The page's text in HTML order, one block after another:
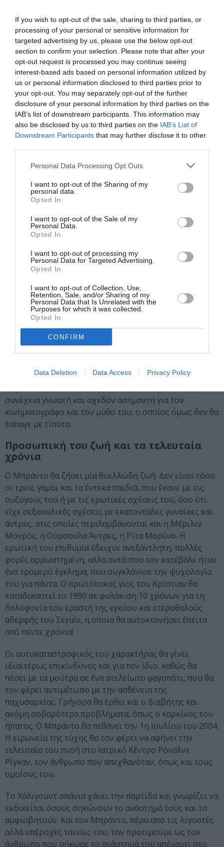
If you wish to opt-out of the sale, sharing to third parties, or
processing of your personal or sensitive information for
targeted advertising by us, please use the below opt-out
section to confirm your selection. Please note that after your
opt-out request is processed you may continue seeing
interest-based ads based on personal information utilized by
us or personal information disclosed to third parties prior to
your opt-out. You may separately opt-out of the further
disclosure of your personal information by third parties on the
IAB’s list of downstream participants. This information may
also be disclosed by us to third parties on the IAB’s List of
Downstream Participants that may further disclose it to other
Personal Data Processing Opt Outs
I want to opt-out of the Sharing of my
personal data.
Opted In
I want to opt-out of the Sale of my
Personal Data.
Opted In
I want to opt-out of processing my
Personal Data for Targeted Advertising.
Opted In
I want to opt-out of Collection, Use,
Retention, Sale, and/or Sharing of my
Personal Data that Is Unrelated with the
Purposes for which it was collected.
Opted In
CONFIRM
Data Deletion Data Access Privacy Policy
Νονός
Απέναντι στο κατεστημένο
Ο Μπράντο, παρότι η Paramount τον είχε απορρίψει
για τον ρόλο, τον οποίο πήρε τελικά μετά από την
επιμονή του Κόπολα, θα κερδίσει το δεύτερο Όσκαρ
του, αλλά θα αρνηθεί να παραλάβει το χρυσό
αγαλματίδιο και θα στείλει στην απονομή ως
αντιπρόσωπό του μία νεαρή Ινδιάνα, που θα διαβάσει
ένα σύντομο μήνυμά του μπροστά σε ένα έκπληκτο
Μπράντο αρνείται το Όσκαρ σε ένδειξη αλληλεγγύης
στην κινητοποίηση των Ινδιάνων ακτιβιστών για τον
τρόπο που απεικονίζονταν στις παραγωγές του
Χόλιγουντ. Η κίνηση του Μπράντο προκάλεσε μεγάλη
δημοσιότητα, αλλά και την οργή του κατεστημένου στις
ΗΠΑ, ενώ ο ηθοποιός δέχθηκε απειλές, μέχρι και
πυροβολισμούς έξω από το σπίτι του.
Οι ταινές «Τελευταίο Ταγκό στο Παρίσι»
& «Αποκάλυψη Τώρα»
Αμέσως, μετά θα γυρίσει το αμφιλεγόμενο και
ιδιαιτέρως προκλητικό για την εποχή του
«Τελευταίο
Ταγκό στο Παρίσι»
Μπερτολούτσι, για το οποίο θα δεχθεί επιθέσεις από
το φεμινιστικό κίνημα, ενώ ευτυχώς θα έρθει μετά από
έξι χρόνια το αριστουργηματικό αντιπολεμικό δράμα
σπαραχτική ερμηνεία και μία από τις πιο μυστηριώδεις
συνέχεια γνωστή και σχεδόν ασήμαντη για τον
κινηματογράφο και τον μύθο του, ο οποίος όμως δεν θα
έσπαγε με τίποτα.
Προσωπική του ζωή και τα τελευταία
χρόνια
Ο Μπράντο θα ζήσει μία θυελλώδη ζωή. Δεν είναι τόσο
οι τρεις γάμοι και τα έντεκα παιδιά, που έκανε με τις
συζύγους του ή με τις ερωτικές σχέσεις του, όσο ότι
είχε σεξουαλικές σχέσεις με εκατοντάδες γυναίκες και
άντρες, στις οποίες περιλαμβάνονται και η Μέριλιν
Μονρόε, η Ούρσουλα Άντρες, η Ρίτα Μορένο. Η
ερωτική του επιθυμία έδειχνε ανεξάντλητη, πολλές
φορές αρρωστημένη, αλλά αυτό που τον κατέβαλε ήταν
ένα τρομερό έγκλημα, που συγκλόνισε την ψυχολογία
του για πάντα. Ο πρωτότοκος γιος του Κρίστιαν θα
καταδικαστεί το 1990 σε φυλάκιση 10 χρόνων για τη
δολοφονία του εραστή της εγκύου και ετεροθαλούς
αδερφής του Σεγιέν, η οποία θα αυτοκτονήσει έπειτα
από πέντε χρόνια!
Οι αυτοκαταστροφικός του χαρακτήρας θα γίνει
ιδιαιτέρως επικίνδυνος και για τον ίδιο, καθώς θα
πέσει με τα μούτρα σε ένα ατελείωτο φαγοπότι, που θα
τον φέρει αντιμέτωπο με την ασθένεια της
παχυσαρκίας. Γρήγορα θα έρθει και ο διαβήτης και
ακόμη σοβαρότερα προβλήματα, όπως ο καρκίνος του
ήπατος. Ο Μπράντο θα πεθάνει την 1η Ιουλίου του 2004.
Η ειρωνεία της τύχης θα τον φέρει να αφήνει την
τελευταία του πνοή στο Ιατρικό Κέντρο Ρόναλντ
Ρίγκαν, τον άνθρωπο που απεχθανόταν, όπως και τους
ομοίους του.
Το Χόλιγουντ σπάνια χάνει την παρτίδα και γνωρίζει να
εκδικείται όσους σηκώνουν το ανάστημά τους και το
αμφισβητούν. Και τον Μπράντο, πέρα από τις λιγοστές
αλλά υπέροχες ταινίες του, τον προτιμούμε ως τον
άνθρωπο που σήκωσε το ανάστημά του απέναντι στο